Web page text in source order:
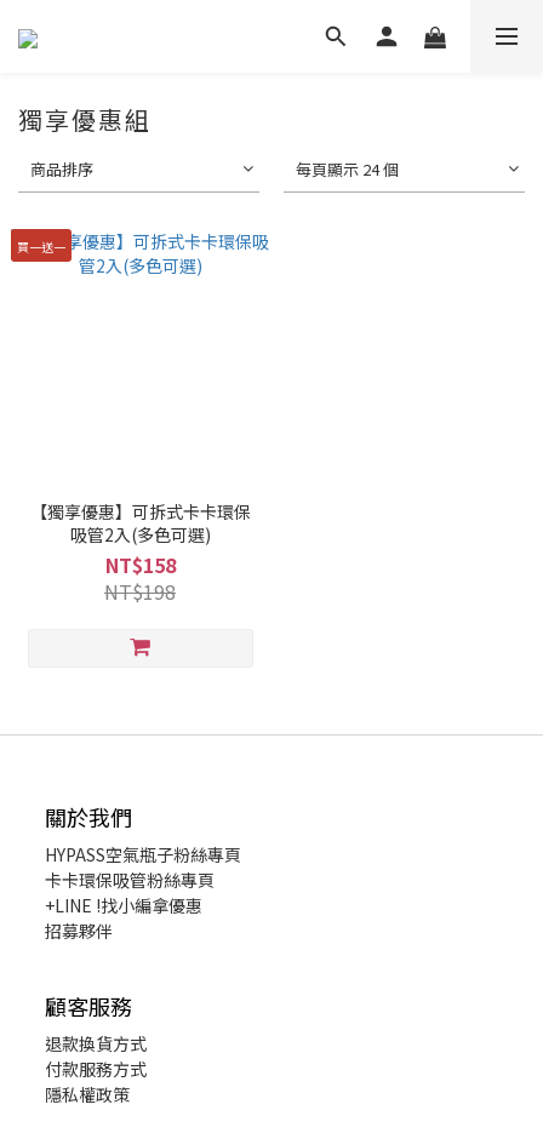
獨享優惠組
商品排序 每頁顯示 24 個
買一送一
【獨享優惠】可拆式卡卡環保
吸管2入(多色可選)
NT$158
NT$198
關於我們
HYPASS空氣瓶子粉絲專頁
卡卡環保吸管粉絲專頁
+LINE !找小編拿優惠
招募夥伴
顧客服務
退款換貨方式
付款服務方式
隱私權政策